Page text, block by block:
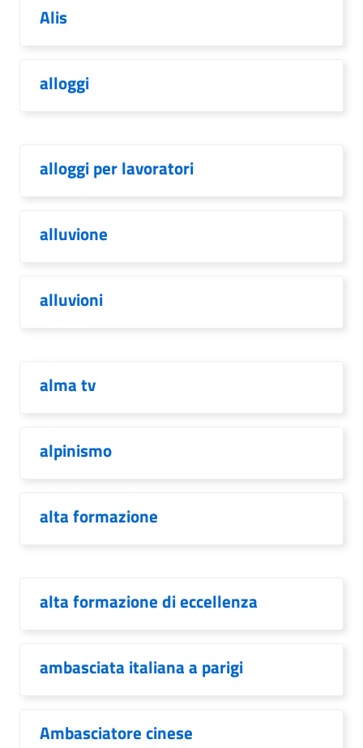
Alis
alloggi
alloggi per lavoratori
alluvione
alluvioni
alma tv
alpinismo
alta formazione
alta formazione di eccellenza
ambasciata italiana a parigi
Ambasciatore cinese